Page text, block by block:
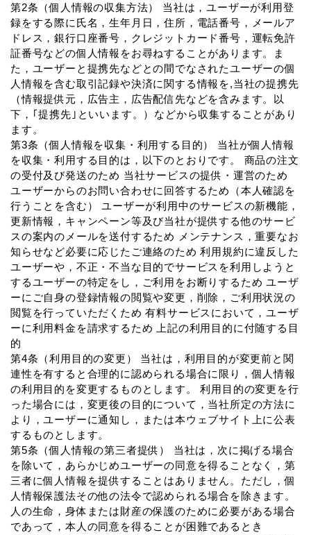
第2条（個人情報の収集方法） 当社は，ユーザーが利用登
録をする際に氏名，生年月日，住所，電話番号，メールア
ドレス，銀行口座番号，クレジットカード番号，運転免許
証番号などの個人情報をお尋ねすることがあります。ま
た，ユーザーと提携先などとの間でなされたユーザーの個
人情報を含む取引記録や決済に関する情報を,当社の提携先
（情報提供元，広告主，広告配信先などを含みます。以
下，｢提携先｣といいます。）などから収集することがあり
ます。
第3条（個人情報を収集・利用する目的） 当社が個人情報
を収集・利用する目的は，以下のとおりです。 商品の注文
の受付及び発送のため 当社サービスの提供・運営のため
ユーザーからのお問い合わせに回答するため（本人確認を
行うことを含む） ユーザーが利用中のサービスの新機能，
更新情報，キャンペーン等及び当社が提供する他のサービ
スの案内のメールを送付するため メンテナンス，重要なお
知らせなど必要に応じたご連絡のため 利用規約に違反した
ユーザーや，不正・不当な目的でサービスを利用しようと
するユーザーの特定をし，ご利用をお断りするため ユーザ
ーにご自身の登録情報の閲覧や変更，削除，ご利用状況の
閲覧を行っていただくため 有料サービスにおいて，ユーザ
ーに利用料金を請求するため 上記の利用目的に付随する目
的
第4条（利用目的の変更） 当社は，利用目的が変更前と関
連性を有すると合理的に認められる場合に限り，個人情報
の利用目的を変更するものとします。 利用目的の変更を行
った場合には，変更後の目的について，当社所定の方法に
より，ユーザーに通知し，または本ウェブサイト上に公表
するものとします。
第5条（個人情報の第三者提供） 当社は，次に掲げる場合
を除いて，あらかじめユーザーの同意を得ることなく，第
三者に個人情報を提供することはありません。ただし，個
人情報保護法その他の法令で認められる場合を除きます。
人の生命，身体または財産の保護のために必要がある場合
であって，本人の同意を得ることが困難であるとき